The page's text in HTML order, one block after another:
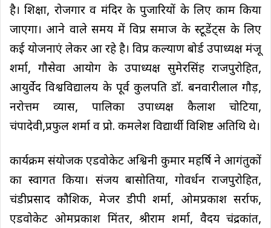
है। शिक्षा, रोजगार व मंदिर के पुजारियों के लिए काम किया
जाएगा। आने वाले समय में विप्र समाज के स्टूडेंट्स के लिए
कई योजनाएं लेकर आ रहे है। विप्र कल्याण बोर्ड उपाध्यक्ष मंजू
शर्मा, गौसेवा आयोग के उपाध्यक्ष सुमेरसिंह राजपुरोहित,
आयुर्वेद विश्वविद्यालय के पूर्व कुलपति डॉ. बनवारीलाल गौड़,
नरोत्तम व्यास, पालिका उपाध्यक्ष कैलाश चोटिया,
चंपादेवी,प्रफुल शर्मा व प्रो. कमलेश विद्यार्थी विशिष्ट अतिथि थे।
कार्यक्रम संयोजक एडवोकेट अश्विनी कुमार महर्षि ने आगंतुकों
का स्वागत किया। संजय बासोतिया, गोवर्धन राजपुरोहित,
चंडीप्रसाद कौशिक, मेजर डीपी शर्मा, ओमप्रकाश सर्राफ,
एडवोकेट ओमप्रकाश मिंतर, श्रीराम शर्मा, वैदय चंद्रकांत,